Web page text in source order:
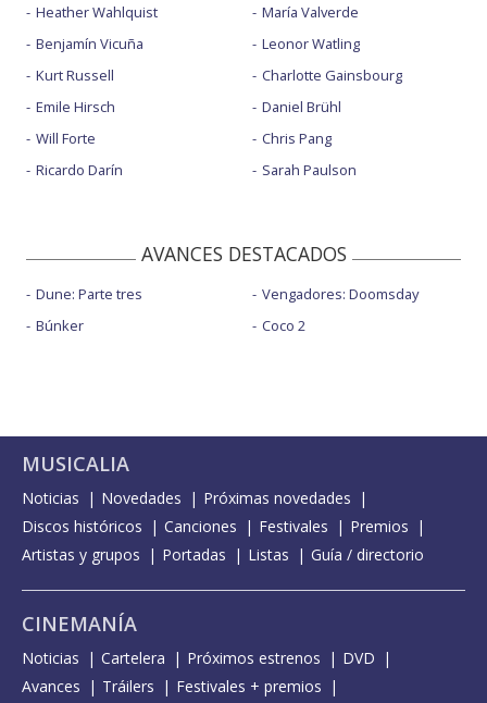
Heather Wahlquist
Benjamín Vicuña
Kurt Russell
Emile Hirsch
Will Forte
Ricardo Darín
María Valverde
Leonor Watling
Charlotte Gainsbourg
Daniel Brühl
Chris Pang
Sarah Paulson
AVANCES DESTACADOS
Dune: Parte tres
Búnker
Vengadores: Doomsday
Coco 2
MUSICALIA
Noticias Novedades
Próximas novedades
Discos históricos
Canciones Festivales
Premios
Artistas y grupos
Portadas Listas Guía / directorio
CINEMANÍA
Noticias Cartelera Próximos estrenos
DVD
Avances
Tráilers Festivales + premios